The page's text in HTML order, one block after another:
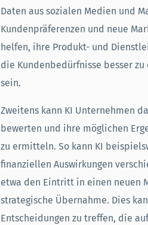
Daten aus sozialen Medien und
Kundenpräferenzen und neue
helfen, ihre Produkt- und
die Kundenbedürfnisse besser
sein.
Zweitens kann KI Unternehmen
bewerten und ihre möglichen
zu ermitteln. So kann KI
finanziellen Auswirkungen
etwa den Eintritt in einen neuen
strategische Übernahme. Dies
Entscheidungen zu treffen, die